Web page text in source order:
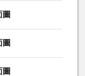
圖
圖
圖